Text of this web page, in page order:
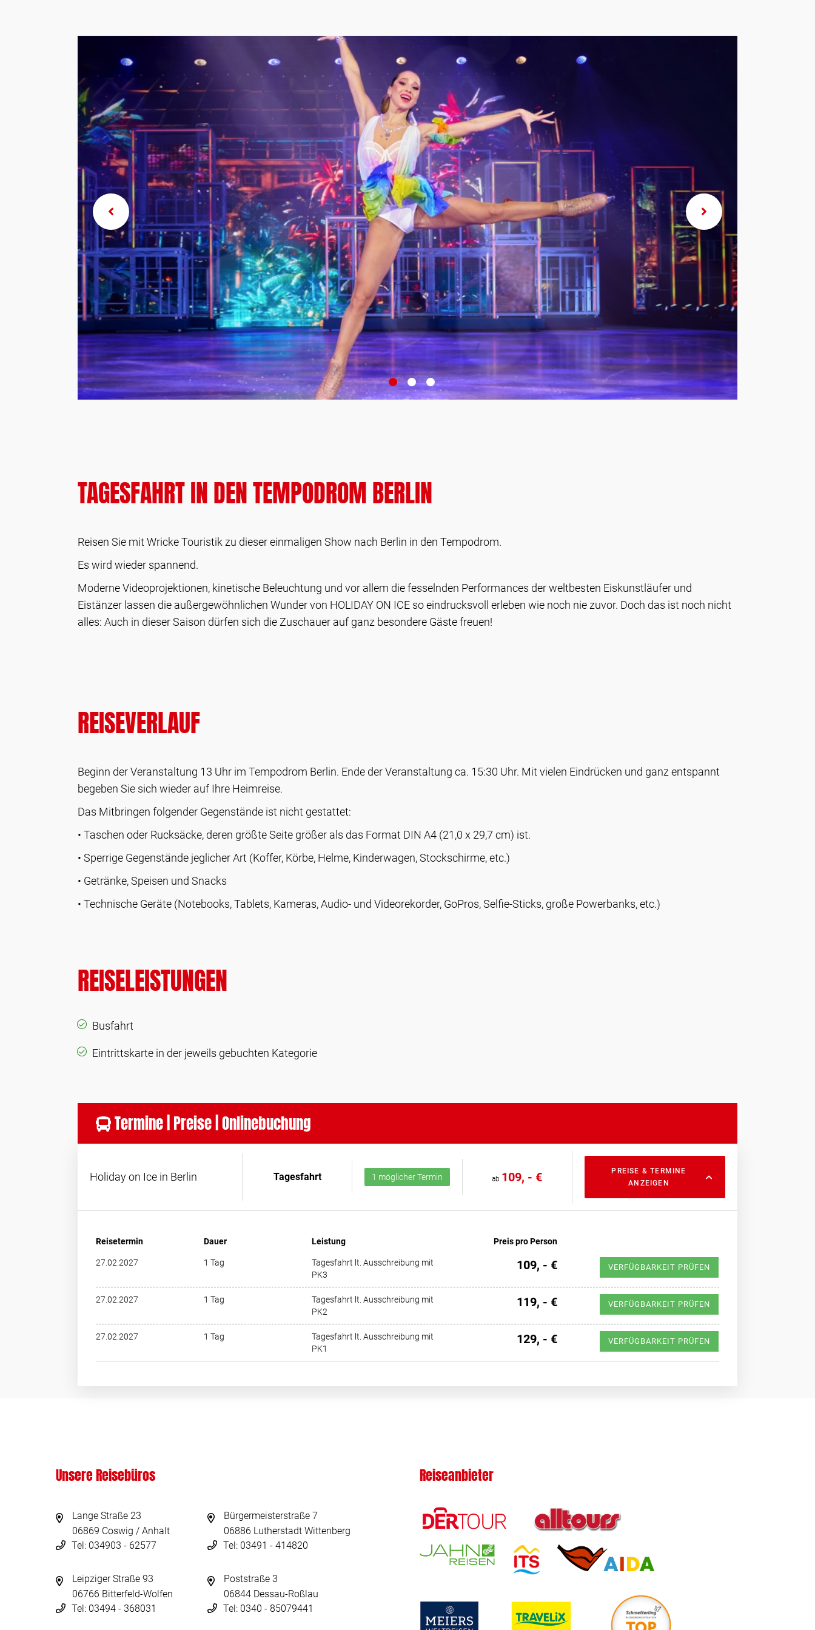
TAGESFAHRT IN DEN TEMPODROM BERLIN
Reisen Sie mit Wricke Touristik zu dieser einmaligen Show nach Berlin in den Tempodrom.
Es wird wieder spannend.
Moderne Videoprojektionen, kinetische Beleuchtung und vor allem die fesselnden Performances der weltbesten Eiskunstläufer und
Eistänzer lassen die außergewöhnlichen Wunder von HOLIDAY ON ICE so eindrucksvoll erleben wie noch nie zuvor. Doch das ist noch nicht
alles: Auch in dieser Saison dürfen sich die Zuschauer auf ganz besondere Gäste freuen!
REISEVERLAUF
Beginn der Veranstaltung 13 Uhr im Tempodrom Berlin. Ende der Veranstaltung ca. 15:30 Uhr. Mit vielen Eindrücken und ganz entspannt
begeben Sie sich wieder auf Ihre Heimreise.
Das Mitbringen folgender Gegenstände ist nicht gestattet:
• Taschen oder Rucksäcke, deren größte Seite größer als das Format DIN A4 (21,0 x 29,7 cm) ist.
• Sperrige Gegenstände jeglicher Art (Koffer, Körbe, Helme, Kinderwagen, Stockschirme, etc.)
• Getränke, Speisen und Snacks
• Technische Geräte (Notebooks, Tablets, Kameras, Audio- und Videorekorder, GoPros, Selfie-Sticks, große Powerbanks, etc.)
REISELEISTUNGEN
Busfahrt
Eintrittskarte in der jeweils gebuchten Kategorie
Termine | Preise | Onlinebuchung
Holiday on Ice in Berlin Tagesfahrt 1 möglicher Termin ab 109, - €
PREISE & TERMINE
ANZEIGEN
Reisetermin Dauer Leistung Preis pro Person
27.02.2027 1 Tag
Tagesfahrt lt. Ausschreibung mit
PK3
109, - € VERFÜGBARKEIT PRÜFEN
27.02.2027 1 Tag
Tagesfahrt lt. Ausschreibung mit
PK2
119, - € VERFÜGBARKEIT PRÜFEN
27.02.2027 1 Tag
Tagesfahrt lt. Ausschreibung mit
PK1
129, - € VERFÜGBARKEIT PRÜFEN
Unsere Reisebüros
Lange Straße 23
06869 Coswig / Anhalt
Tel: 034903 - 62577
Bürgermeisterstraße 7
06886 Lutherstadt Wittenberg
Tel: 03491 - 414820
Leipziger Straße 93
06766 Bitterfeld-Wolfen
Tel: 03494 - 368031
Poststraße 3
06844 Dessau-Roßlau
Tel: 0340 - 85079441
Reiseanbieter